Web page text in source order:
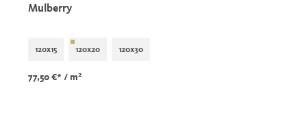
Mulberry
120x15 120x20 120x30
77,50 €* / m2